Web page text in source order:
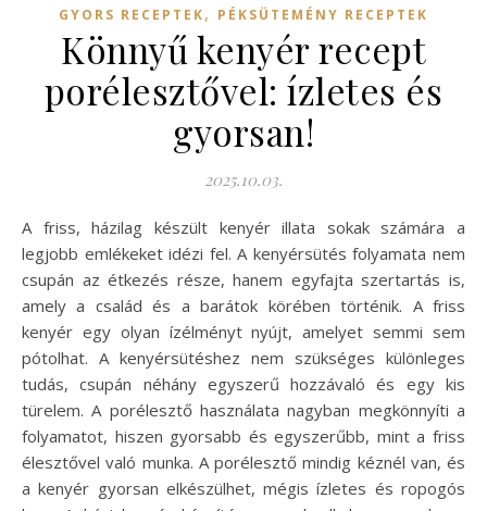
GYORS RECEPTEK, PÉKSÜTEMÉNY RECEPTEK
Könnyű kenyér recept
porélesztővel: ízletes és
gyorsan!
2025.10.03.
A friss, házilag készült kenyér illata sokak számára a
legjobb emlékeket idézi fel. A kenyérsütés folyamata nem
csupán az étkezés része, hanem egyfajta szertartás is,
amely a család és a barátok körében történik. A friss
kenyér egy olyan ízélményt nyújt, amelyet semmi sem
pótolhat. A kenyérsütéshez nem szükséges különleges
tudás, csupán néhány egyszerű hozzávaló és egy kis
türelem. A porélesztő használata nagyban megkönnyíti a
folyamatot, hiszen gyorsabb és egyszerűbb, mint a friss
élesztővel való munka. A porélesztő mindig kéznél van, és
a kenyér gyorsan elkészülhet, mégis ízletes és ropogós